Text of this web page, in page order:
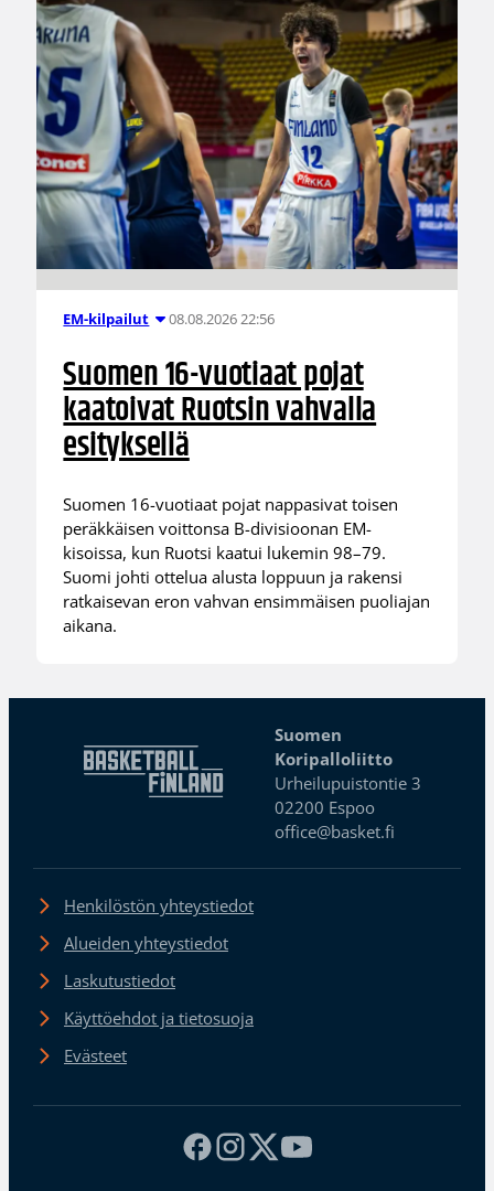
EM-kilpailut 08.08.2026 22:56
Suomen 16-vuotiaat pojat
kaatoivat Ruotsin vahvalla
esityksellä
Suomen 16-vuotiaat pojat nappasivat toisen
peräkkäisen voittonsa B-divisioonan EM-
kisoissa, kun Ruotsi kaatui lukemin 98–79.
Suomi johti ottelua alusta loppuun ja rakensi
ratkaisevan eron vahvan ensimmäisen puoliajan
aikana.
Suomen
Koripalloliitto
Urheilupuistontie 3
02200 Espoo
office@basket.fi
Henkilöstön yhteystiedot
Alueiden yhteystiedot
Laskutustiedot
Käyttöehdot ja tietosuoja
Evästeet